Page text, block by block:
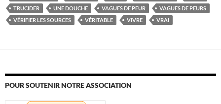
TRUCIDER
UNE DOUCHE VAGUES DE PEUR
VAGUES DE PEURS
VÉRIFIER LES SOURCES
VÉRITABLE VIVRE VRAI
POUR SOUTENIR NOTRE ASSOCIATION